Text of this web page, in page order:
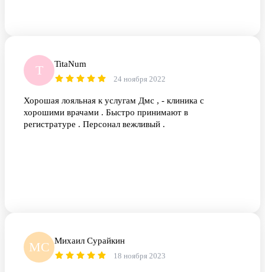
T TitaNum
24 ноября 2022
Хорошая лояльная к услугам Дмс , - клиника с
хорошими врачами . Быстро принимают в
регистратуре . Персонал вежливый .
МС Михаил Сурайкин
18 ноября 2023